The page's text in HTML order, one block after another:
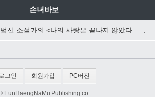
손녀바보
설가의 <나의 사랑은 끝나지 않았다 - 논산일기 2011 겨울>
로그인 회원가입 PC버전
EunHaengNaMu Publishing co.